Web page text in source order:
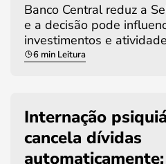
Banco Central reduz a
e a decisão pode
investimentos e
6 min Leitura
Internação
cancela dívidas